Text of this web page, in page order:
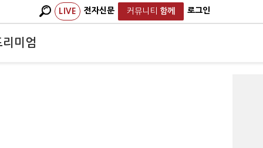
LIVE 전자신문 커뮤니티 함께 로그인
리미엄